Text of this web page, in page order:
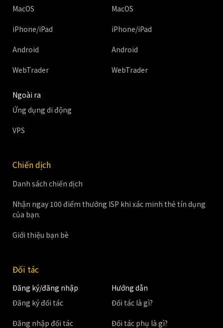
MacOS
iPhone/iPad
Android
WebTrader
MacOS
iPhone/iPad
Android
WebTrader
Ngoài ra
Ứng dụng di động
VPS
Chiến dịch
Danh sách chiến dịch
Nhận ngay 100 điểm thưởng ISP khi xác minh thẻ tín dụng
của bạn.
Giới thiệu bạn bè
Đối tác
Đăng ký/đăng nhập
Đăng ký đối tác
Đăng nhập đối tác
Hướng dẫn
Đối tác là gì?
Đối tác phụ là gì?